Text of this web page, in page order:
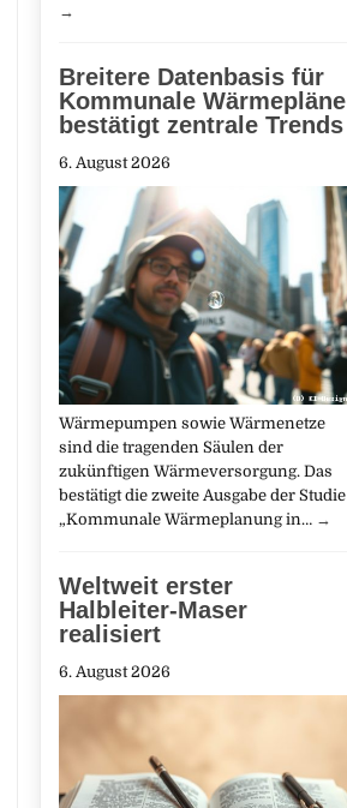
→
Breitere Datenbasis für
Kommunale Wärmepläne
bestätigt zentrale Trends
6. August 2026
Wärmepumpen sowie Wärmenetze
sind die tragenden Säulen der
zukünftigen Wärmeversorgung. Das
bestätigt die zweite Ausgabe der Studie
„Kommunale Wärmeplanung in… →
Weltweit erster
Halbleiter-Maser
realisiert
6. August 2026